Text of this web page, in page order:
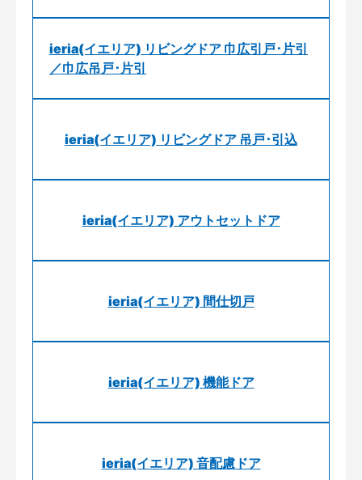
ieria(イエリア) リビングドア 巾広引戸･片引
／巾広吊戸･片引
ieria(イエリア) リビングドア 吊戸･引込
ieria(イエリア) アウトセットドア
ieria(イエリア) 間仕切戸
ieria(イエリア) 機能ドア
ieria(イエリア) 音配慮ドア